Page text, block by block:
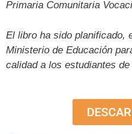
Primaria Comunitaria
El libro ha sido planificado,
Ministerio de Educación
calidad a los estudiantes